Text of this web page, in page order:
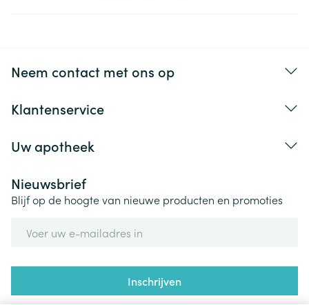
Neem contact met ons op
Klantenservice
Uw apotheek
Nieuwsbrief
Blijf op de hoogte van nieuwe producten en promoties
Inschrijven